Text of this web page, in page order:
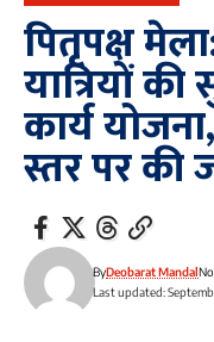
पितृपक्ष
यात्रियों
कार्य
स्तर पर की
Last updated:
ByDeobarat Mandal